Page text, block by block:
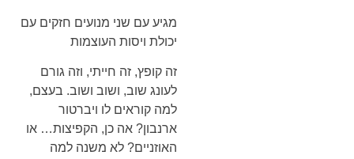
מגיע עם שני מנועים חזקים עם
יכולת ויסות העוצמות
זה קופץ, זה חייתי, וזה גורם
לעונג שוב, ושוב ושוב. בעצם,
למה קוראים לו ויברטור
ארנבון? אה כן, הקפיצות… או
האוזניים? לא משנה למה